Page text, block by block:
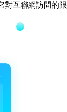
對互聯網訪問